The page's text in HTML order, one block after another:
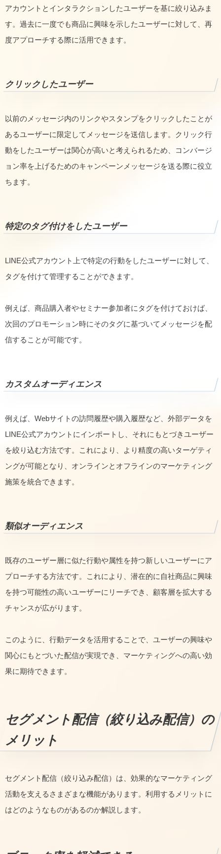
アカウントとインタラクションしたユーザーを基に絞り込みま
す。過去に一度でも商品に興味を示したユーザーに対して、再
度アプローチする際に活用できます。
クリックしたユーザー
以前のメッセージ内のリンクやスタンプをクリックしたことが
あるユーザーに限定してメッセージを送信します。クリック行
動をしたユーザーは関心が高いと考えられるため、コンバージ
ョン率を上げるためのキャンペーンメッセージを送る際に役立
ちます。
特定のタグ付けをしたユーザー
LINE公式アカウント上で特定の行動をしたユーザーに対して、
タグを付けて管理することができます。
例えば、商品購入者やセミナー参加者にタグを付けておけば、
次回のプロモーション時にそのタグに基づいてメッセージを配
信することが可能です。
カスタムオーディエンス
例えば、Webサイトの訪問履歴や購入履歴など、外部データを
LINE公式アカウントにインポートし、それにもとづきユーザー
を絞り込む方法です。これにより、より精度の高いターゲティ
ングが可能となり、オンラインとオフラインのマーケティング
施策を統合できます。
類似オーディエンス
既存のユーザー層に似た行動や属性を持つ新しいユーザーにア
プローチする方法です。これにより、潜在的に自社商品に興味
を持つ可能性の高いユーザーにリーチでき、顧客層を拡大する
チャンスが広がります。
このように、行動データを活用することで、ユーザーの興味や
関心にもとづいた配信が実現でき、マーケティングへの高い効
果に期待できます。
セグメント配信（絞り込み配信）の
メリット
セグメント配信（絞り込み配信）は、効果的なマーケティング
活動を支えるさまざまな機能があります。利用するメリットに
はどのようなものがあるのか解説します。